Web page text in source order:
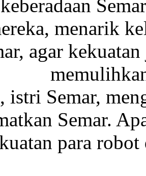
menarik
agar
istri Semar,
Semar.
para